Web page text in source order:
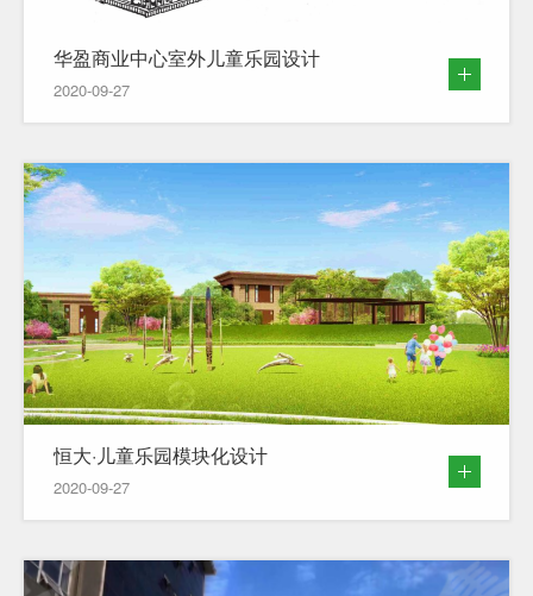
华盈商业中心室外儿童乐园设计
2020-09-27
恒大·儿童乐园模块化设计
2020-09-27